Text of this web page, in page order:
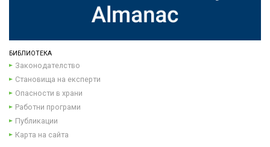
БИБЛИОТЕКА
Законодателство
Становища на експерти
Опасности в храни
Работни програми
Публикации
Карта на сайта